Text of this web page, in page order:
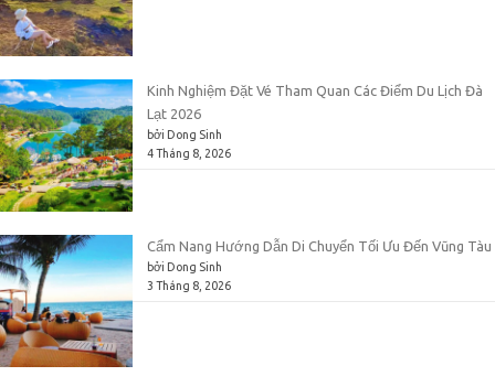
Kinh Nghiệm Đặt Vé Tham Quan Các Điểm Du Lịch Đà
Lạt 2026
bởi Dong Sinh
4 Tháng 8, 2026
Cẩm Nang Hướng Dẫn Di Chuyển Tối Ưu Đến Vũng Tàu
bởi Dong Sinh
3 Tháng 8, 2026